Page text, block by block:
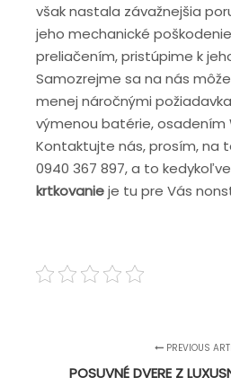
však nastala závažnejšia
jeho mechanické
preliačením, pristúpime k
Samozrejme sa na nás
menej náročnými
výmenou batérie, osadením
Kontaktujte nás, prosím, na
0940 367 897, a to
krtkovanieje tu pre Vás
PREVIOUS
POSUVNÉ DVERE Z